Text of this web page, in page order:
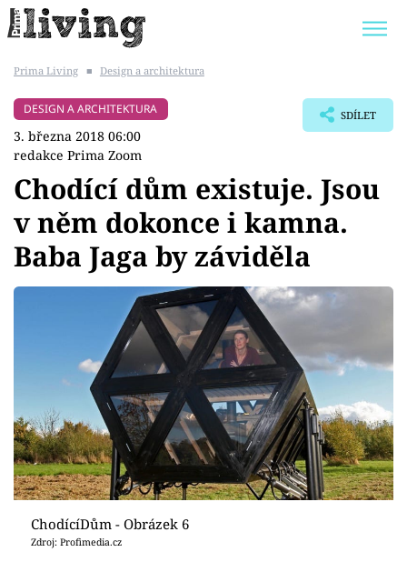
BYDLENÍ SLAVNÝCH
ZAHRADA
Témata
Bydlení
Design
Sledujte prima+
Přihlášení
Sledujte nás
Prima Living ■ Design a architektura
DESIGN A ARCHITEKTURA
3. března 2018 06:00
redakce Prima Zoom
SDÍLET
Chodící dům existuje. Jsou
v něm dokonce i kamna.
Baba Jaga by záviděla
ChodícíDům - Obrázek 6
Zdroj: Profimedia.cz